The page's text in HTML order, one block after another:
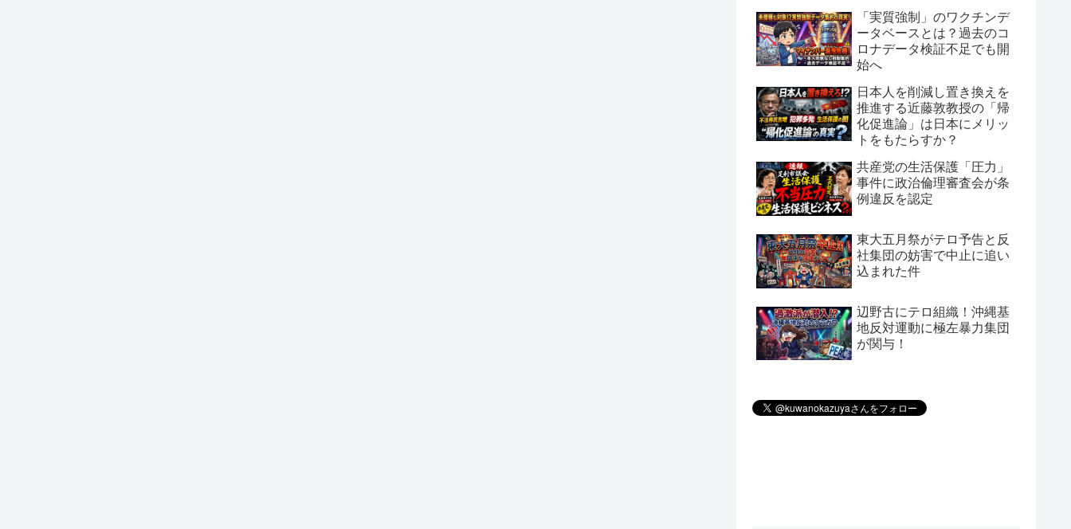
「実質強制」のワクチンデ
ータベースとは？過去のコ
ロナデータ検証不足でも開
始へ
日本人を削減し置き換えを
推進する近藤敦教授の「帰
化促進論」は日本にメリッ
トをもたらすか？
共産党の生活保護「圧力」
事件に政治倫理審査会が条
例違反を認定
東大五月祭がテロ予告と反
社集団の妨害で中止に追い
込まれた件
辺野古にテロ組織！沖縄基
地反対運動に極左暴力集団
が関与！